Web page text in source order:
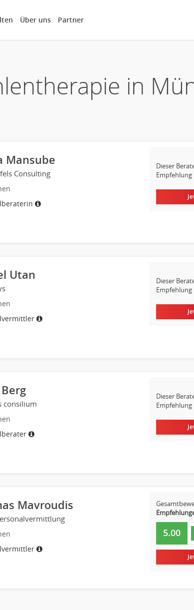
Über uns Partner
in
Mansube
Consulting
Dieser
Empfehlung
Utan
Dieser
consilium
Dieser
Empfehlung
Mavroudis
5.00